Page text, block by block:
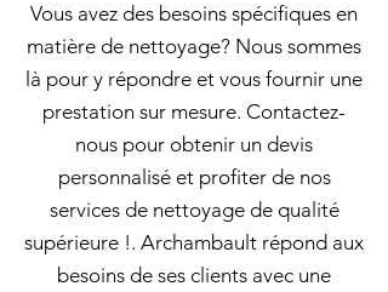
Vous avez des besoins spécifiques en
matière de nettoyage? Nous sommes
là pour y répondre et vous fournir une
prestation sur mesure. Contactez-
nous pour obtenir un devis
personnalisé et profiter de nos
services de nettoyage de qualité
supérieure !. Archambault répond aux
besoins de ses clients avec une